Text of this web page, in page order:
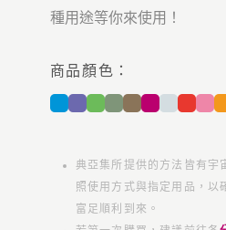
種用途等你來使用！
商品顏色：
典亞集所提供的方法皆有宇
照使用方式與指定用品，以
富足順利到來。